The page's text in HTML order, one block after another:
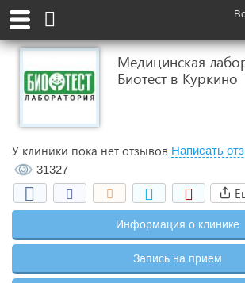
Медицинская
Биотест в Куркино
У клиники пока нет отзывов Написать
31327
Информация о клинике
Запись на прием